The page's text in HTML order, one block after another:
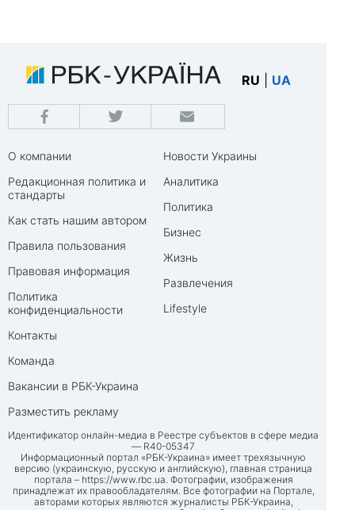
RU UA
О компании
Редакционная политика и
стандарты
Как стать нашим автором
Правила пользования
Правовая информация
Политика
конфиденциальности
Контакты
Команда
Вакансии в РБК-Украина
Разместить рекламу
Новости Украины
Аналитика
Политика
Бизнес
Жизнь
Развлечения
Lifestyle
Идентификатор онлайн-медиа в Реестре субъектов в сфере медиа
— R40-05347
Информационный портал «РБК-Украина» имеет трехязычную
версию (украинскую, русскую и английскую), главная страница
портала – https://www.rbc.ua. Фотографии, изображения
принадлежат их правообладателям. Все фотографии на Портале,
авторами которых являются журналисты РБК-Украина,